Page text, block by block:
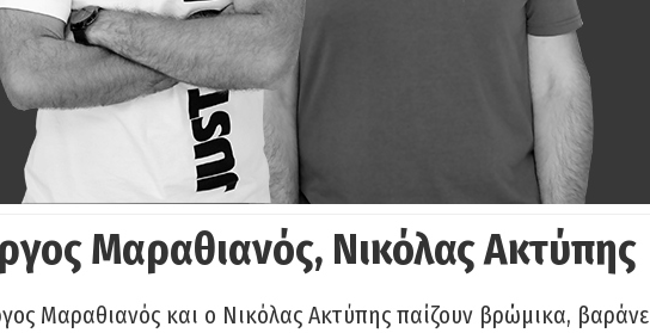
Μαραθιανός, Νικόλας Ακτύπης
Μαραθιανός και ο Νικόλας Ακτύπης παίζουν βρώμικα, βαράνε